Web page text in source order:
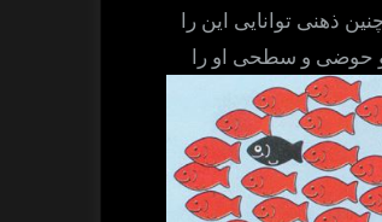
ذهنی توانایی این را
حوضی و سطحی او را